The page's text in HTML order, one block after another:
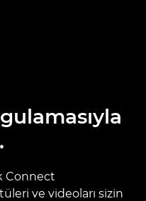
Connect
ve videoları sizin